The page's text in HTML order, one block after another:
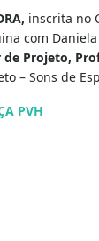
inscrita no
com
Projeto,
– Sons de
PVH